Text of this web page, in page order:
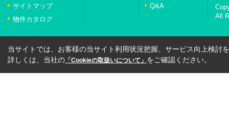
サイトマップ
物件カタログ
Q&A
All
当サイトでは、お客様の当サイト利用状況把握、サービス向上検討
詳しくは、当社の 「Cookieの取扱いについて」 をご確認ください。